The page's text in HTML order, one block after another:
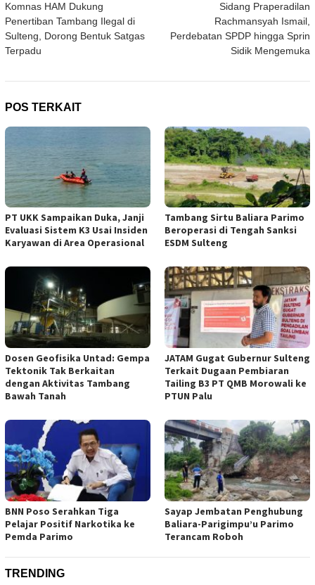
pos
Komnas HAM Dukung
Penertiban Tambang Ilegal di
Sulteng, Dorong Bentuk Satgas
Terpadu
Sidang Praperadilan
Rachmansyah Ismail,
Perdebatan SPDP hingga Sprin
Sidik Mengemuka
POS TERKAIT
PT UKK Sampaikan Duka, Janji
Evaluasi Sistem K3 Usai Insiden
Karyawan di Area Operasional
Tambang Sirtu Baliara Parimo
Beroperasi di Tengah Sanksi
ESDM Sulteng
Dosen Geofisika Untad: Gempa
Tektonik Tak Berkaitan
dengan Aktivitas Tambang
Bawah Tanah
JATAM Gugat Gubernur Sulteng
Terkait Dugaan Pembiaran
Tailing B3 PT QMB Morowali ke
PTUN Palu
BNN Poso Serahkan Tiga
Pelajar Positif Narkotika ke
Pemda Parimo
Sayap Jembatan Penghubung
Baliara-Parigimpu’u Parimo
Terancam Roboh
TRENDING